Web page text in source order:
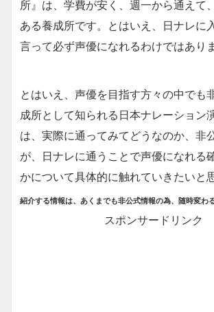
所』は、学費が安く、週一から通えて
ある養成所です。とはいえ、日ナレに
言って必ず声優になれるわけではあり
とはいえ、声優を目指す方々の中でも
成所として知られる日本ナレーション
は、実際に通ってみてどうなのか、非
が、日ナレに通うことで声優になれる
かについて具体的に触れていきたいと
紹介する情報は、あくまでも非公式情報の為、随時変わ
スポンサードリンク